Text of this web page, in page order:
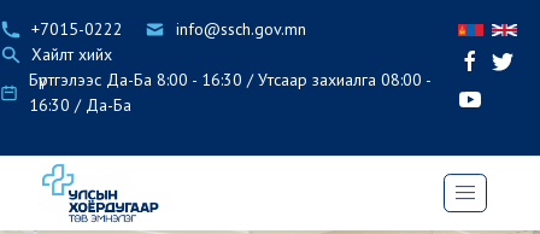
+7015-0222
info@ssch.gov.mn
Хайлт хийх
Бүртгэлээс Да-Ба 8:00 - 16:30 / Утсаар захиалга 08:00 -
16:30 / Да-Ба